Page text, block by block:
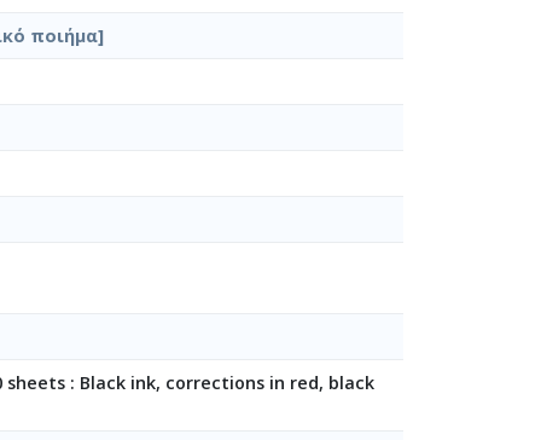
[1946]
22]
ποιήμα]
sheets : Black ink, corrections in red, black